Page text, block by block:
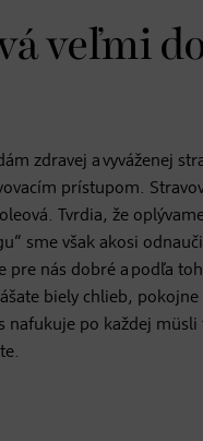
veľmi
zdravej a vyváženej
prístupom.
Tvrdia, že
sme však akosi
nás dobré a podľa
biely chlieb,
po každej müsli